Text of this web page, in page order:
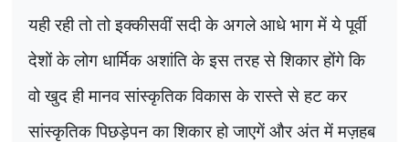
यही रही तो तो इक्कीसवीं सदी के अगले आधे भाग में ये पूर्वी
देशों के लोग धार्मिक अशांति के इस तरह से शिकार होंगे कि
वो खुद ही मानव सांस्कृतिक विकास के रास्ते से हट कर
सांस्कृतिक पिछड़ेपन का शिकार हो जाएगें और अंत में मज़हब